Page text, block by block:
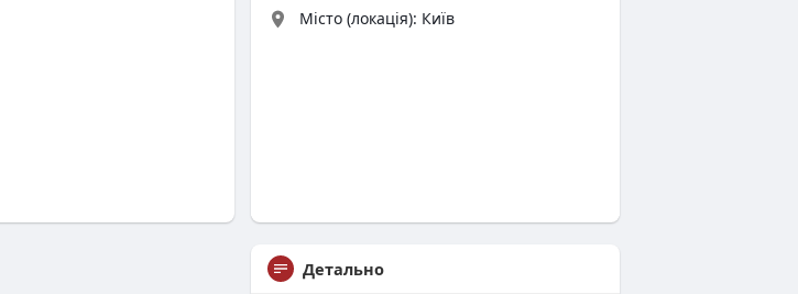
Місто (локація): Київ
Детально